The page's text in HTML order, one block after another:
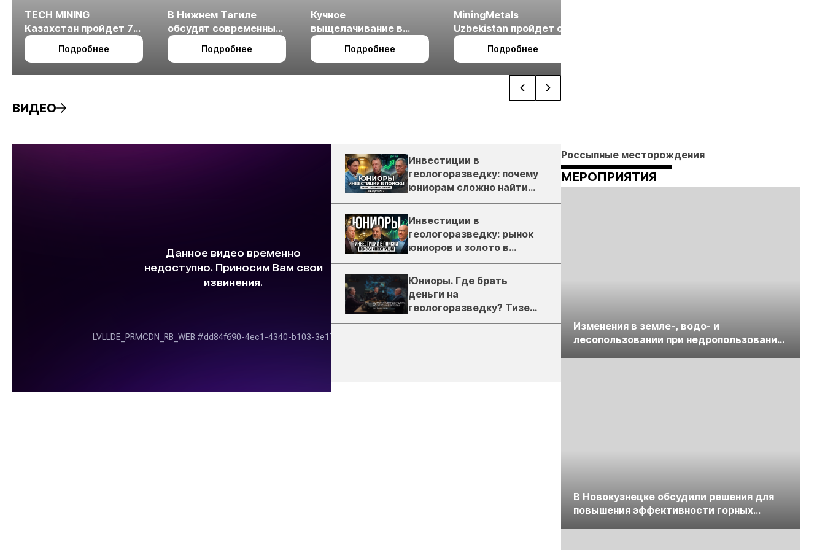
TECH MINING
Казахстан пройдет 7
октября в Алматы
Подробнее
В Нижнем Тагиле
обсудят современные
технологии
измельчения
Подробнее
Кучное
выщелачивание в
холодном климате
Подробнее
MiningMetals
Uzbekistan пройдет с
27 по 29 октября в г.
Ташкент
Подробнее
ВИДЕО
Инвестиции в
геологоразведку: почему
юниорам сложно найти
деньги
Инвестиции в
геологоразведку: рынок
юниоров и золото в
России
Юниоры. Где брать
деньги на
геологоразведку? Тизер
подкаста ЗиТ №1
Россыпные месторождения
МЕРОПРИЯТИЯ
Изменения в земле-, водо- и
лесопользовании при недропользовании
В Новокузнецке обсудили решения для
повышения эффективности горных